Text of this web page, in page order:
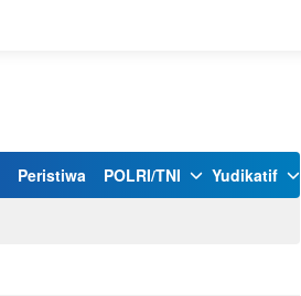
Peristiwa POLRI/TNI Yudikatif